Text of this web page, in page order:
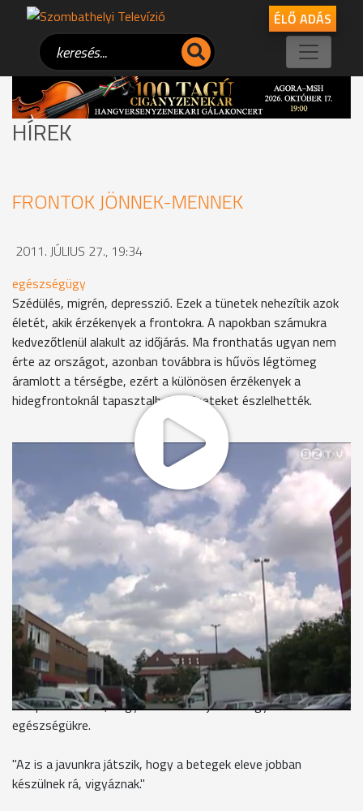
ÉLŐ ADÁS
HÍREK
FRONTOK JÖNNEK-MENNEK
2011. JÚLIUS 27., 19:34
egészségügy
Szédülés, migrén, depresszió. Ezek a tünetek nehezítik azok
életét, akik érzékenyek a frontokra. A napokban számukra
kedvezőtlenül alakult az időjárás. Ma fronthatás ugyan nem
érte az országot, azonban továbbra is hűvös légtömeg
áramlott a térségbe, ezért a különösen érzékenyek a
hidegfrontoknál tapasztalható tüneteket észlelhették.
Az elmúlt időszakban a változó fronthatásokkal ellentétben
nem nőtt, hanem csökkent a riasztások száma a
mentőszolgálat szombathelyi szervezeténél. Tegnap 56
esethez hívták őket a napi 70-es átlagszámhoz képest. Több
volt viszont az olyan rosszullét, ami a frontérzékenységnek
tudható be - mondja a szakember.
Köcse Tamás vas megyei mentőtiszt, OMSZ
"Ezek elsősorban a görcskészég fokozódásával járó
rosszullétek, például epillepszia csoportba tartozó
rosszullétek voltak, illetve megemelkedett a nehézlégzéssel,
fulladással küdő betegeink száma is."
A tapasztalat az, hogy az emberek jobban figyelnek az
egészségükre.
"Az is a javunkra játszik, hogy a betegek eleve jobban
készülnek rá, vigyáznak."